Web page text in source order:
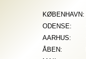
KØBENHAVN:
ODENSE:
AARHUS:
ÅBEN: